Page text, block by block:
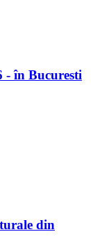
- în Bucuresti
din